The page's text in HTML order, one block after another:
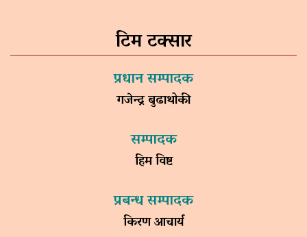
टिम टक्सार
प्रधान सम्पादक
गजेन्द्र बुढाथोकी
सम्पादक
हिम विष्ट
प्रबन्ध सम्पादक
किरण आचार्य